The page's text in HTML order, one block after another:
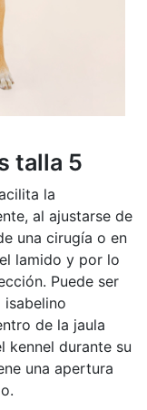
talla 5
la
al ajustarse de
una cirugía o en
lamido y por lo
Puede ser
isabelino
de la jaula
kennel durante su
una apertura